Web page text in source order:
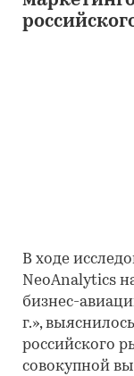
В ходе
NeoAnalytics
бизнес-
г.»,
российского
совокупной